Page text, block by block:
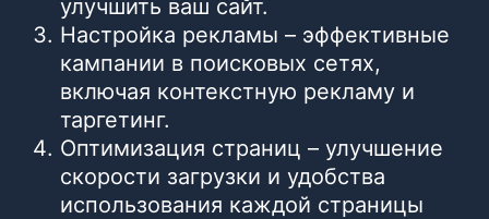
улучшить ваш сайт.
Настройка рекламы – эффективные
кампании в поисковых сетях,
включая контекстную рекламу и
таргетинг.
Оптимизация страниц – улучшение
скорости загрузки и удобства
использования каждой страницы